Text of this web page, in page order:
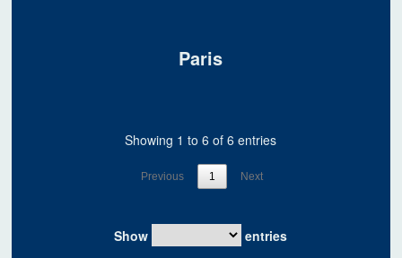
Paris
Show entries
Showing 1 to 6 of 6 entries
Previous 1 Next